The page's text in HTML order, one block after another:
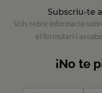
Subscriu-te
Vols rebre informació
el formulari i